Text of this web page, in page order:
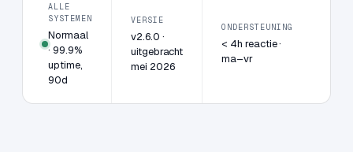
ALLE
SYSTEMEN
Normaal
· 99.9%
uptime,
90d
VERSIE
v2.6.0 ·
uitgebracht
mei 2026
ONDERSTEUNING
< 4h reactie ·
ma–vr